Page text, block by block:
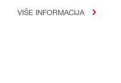
VIŠE INFORMACIJA